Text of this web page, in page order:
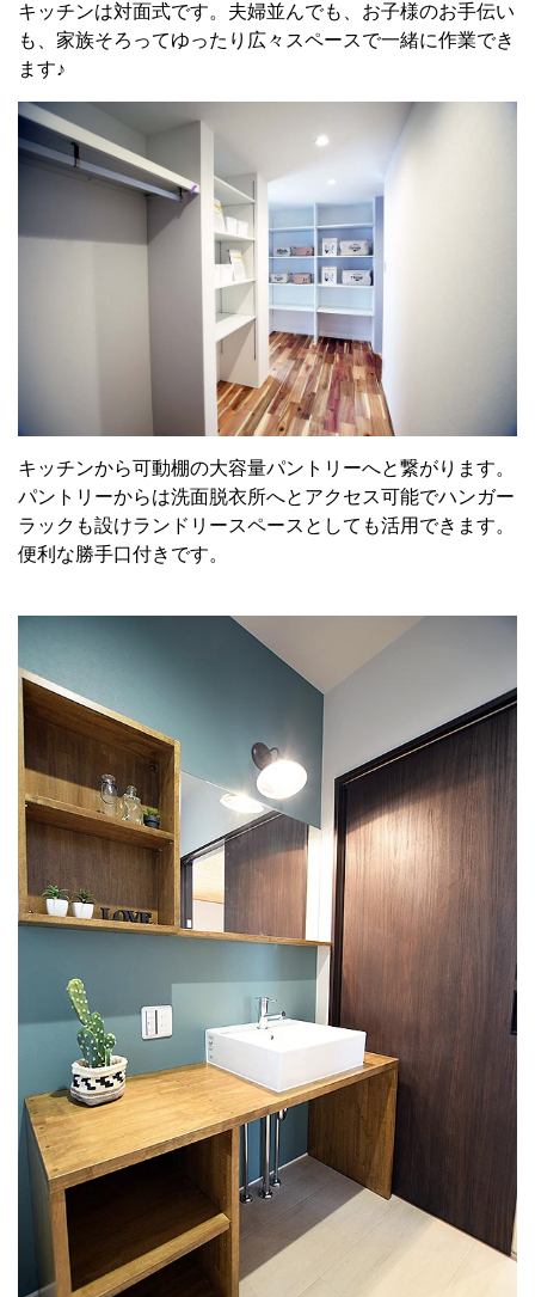
キッチンは対面式です。夫婦並んでも、お子様のお手伝い
も、家族そろってゆったり広々スペースで一緒に作業でき
ます♪
キッチンから可動棚の大容量パントリーへと繋がります。
パントリーからは洗面脱衣所へとアクセス可能でハンガー
ラックも設けランドリースペースとしても活用できます。
便利な勝手口付きです。